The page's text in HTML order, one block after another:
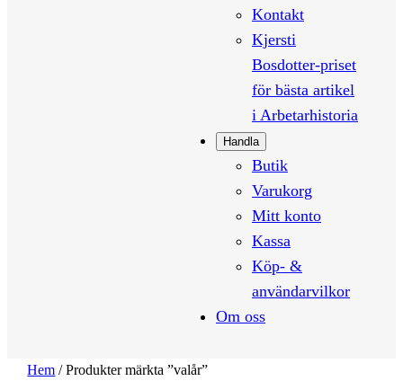
Kontakt
Kjersti
Bosdotter-priset
för bästa artikel
i Arbetarhistoria
Handla
Butik
Varukorg
Mitt konto
Kassa
Köp- &
användarvilkor
Om oss
Hem / Produkter märkta ”valår”